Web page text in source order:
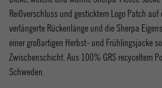
Reißverschluss und gesticktem Logo Patch
verlängerte Rückenlänge und die Sherpa
einer großartigen Herbst- und Frühlingsjacke
Zwischenschicht. Aus 100% GRS recyceltem
Schweden.